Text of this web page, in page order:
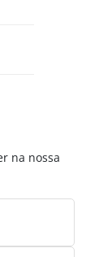
na nossa